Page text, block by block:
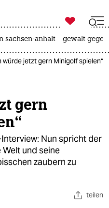
ich

taz zahl ich
sachsen-anhalt gewalt
würde jetzt gern Minigolf spielen“
gern
Nun spricht der
und seine
zaubern zu
teilen